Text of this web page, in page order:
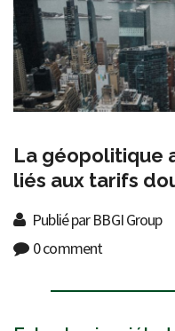
La géopolitique
liés aux tarifs
Publié par BBGI Group
0 comment